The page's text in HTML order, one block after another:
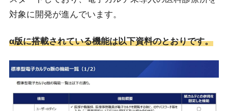
対象に開発が進んでいます。
α版に搭載されている機能は以下資料のとおりです。